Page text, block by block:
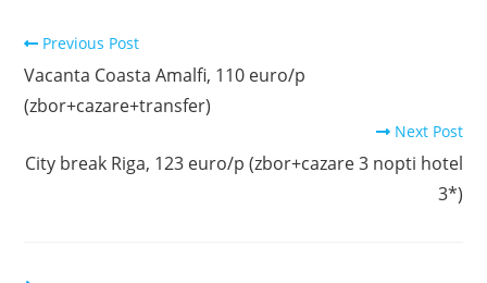
Read
articles
Previous Post
Vacanta Coasta Amalfi, 110 euro/p
(zbor+cazare+transfer)
Next Post
City break Riga, 123 euro/p (zbor+cazare 3 nopti hotel
3*)